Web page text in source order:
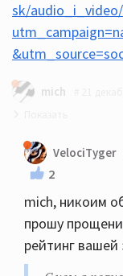
sk/
mich
Цитирую текст
мастеринг из
исправишь ни
согласен без
причине mp3 в
звучит в 1000
вашего Flac ..
VelociTyger
2
mich, никоим
прошу
рейтинг вашей